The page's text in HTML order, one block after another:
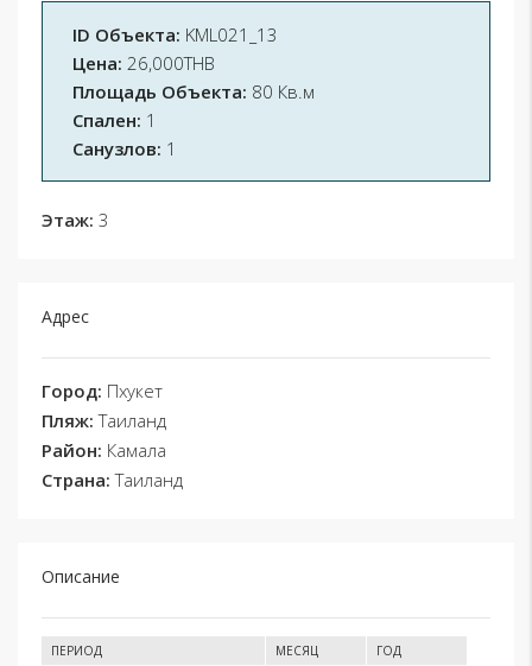
ID Объекта: KML021_13
Цена: 26,000THB
Площадь Объекта: 80 Кв.м
Спален: 1
Санузлов: 1
Этаж: 3
Адрес
Город: Пхукет
Пляж: Таиланд
Район: Камала
Страна: Таиланд
Описание
ПЕРИОД МЕСЯЦ ГОД